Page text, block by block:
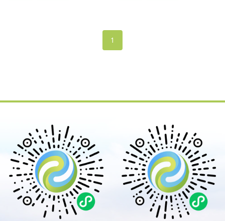
文化、建筑艺术的传承与创新，
家庄陵园中堪舆较好的陵园。
1